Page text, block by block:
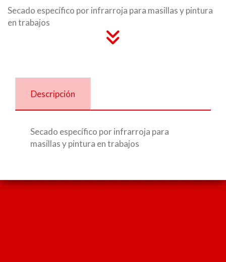
Secado específico por infrarroja para masillas y pintura
en trabajos
Descripción
Secado específico por infrarroja para
masillas y pintura en trabajos